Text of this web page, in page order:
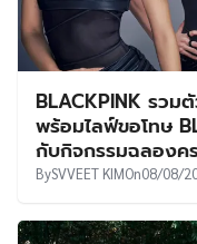
BLACKPINK รว
พร้อมไลฟ์ขอโทษ
กับกิจกรรมฉลองค
BySVVEET KIMOn08/08/